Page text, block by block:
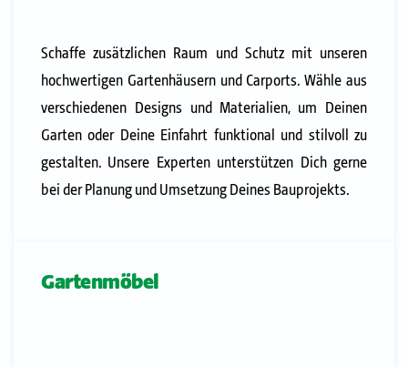
Schaffe zusätzlichen Raum und Schutz mit unseren
hochwertigen Gartenhäusern und Carports. Wähle aus
verschiedenen Designs und Materialien, um Deinen
Garten oder Deine Einfahrt funktional und stilvoll zu
gestalten. Unsere Experten unterstützen Dich gerne
bei der Planung und Umsetzung Deines Bauprojekts.
Gartenmöbel